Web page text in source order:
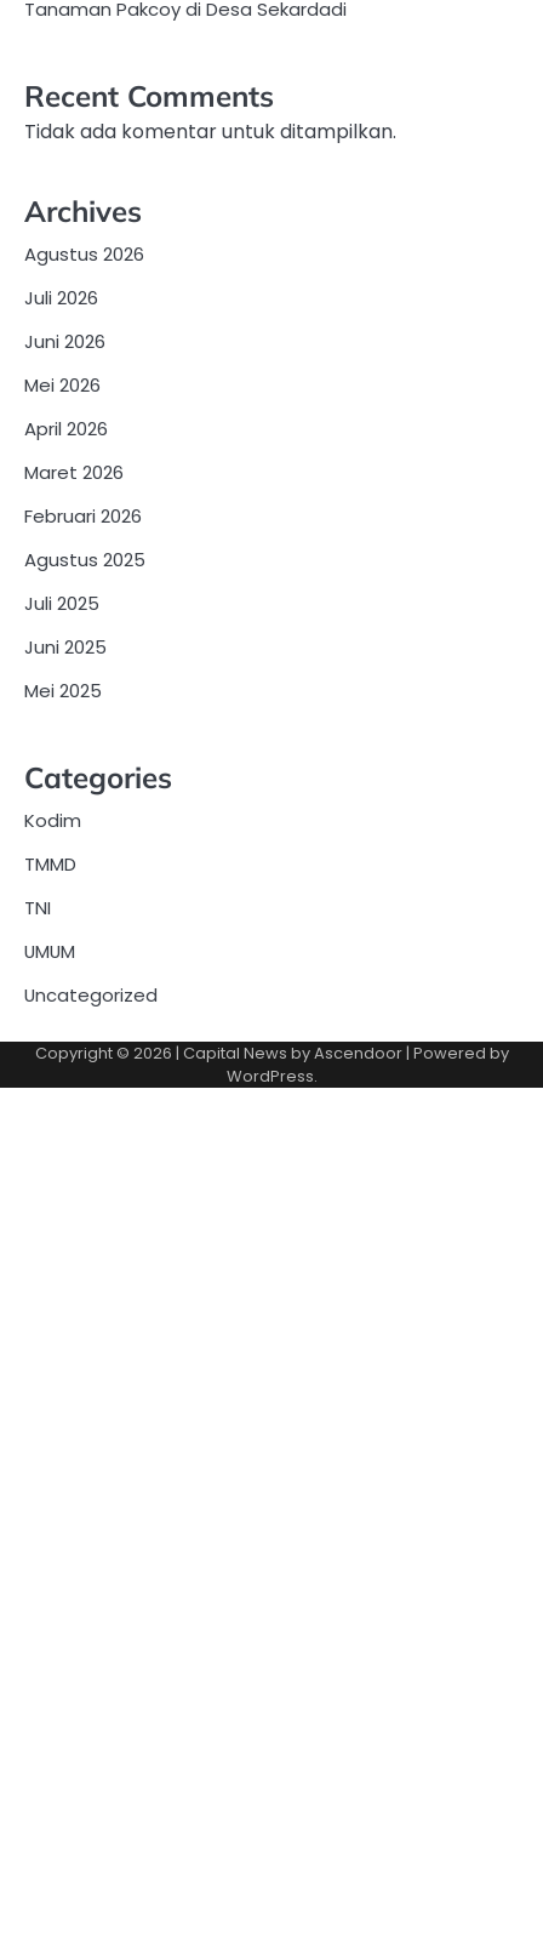
Tanaman Pakcoy di Desa Sekardadi
Recent Comments
Tidak ada komentar untuk ditampilkan.
Archives
Agustus 2026
Juli 2026
Juni 2026
Mei 2026
April 2026
Maret 2026
Februari 2026
Agustus 2025
Juli 2025
Juni 2025
Mei 2025
Categories
Kodim
TMMD
TNI
UMUM
Uncategorized
Copyright © 2026 | Capital News byAscendoor| Powered by
WordPress.